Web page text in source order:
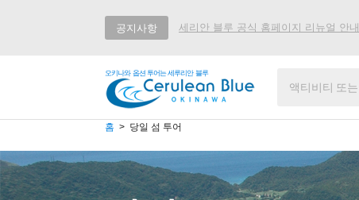
공지사항 세리안 블루 공식 홈페이지 리뉴얼 안내
오키나와 옵션 투어는 세루리안 블루
홈 당일 섬 투어